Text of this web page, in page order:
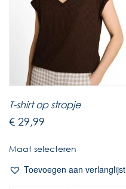
T-shirt op stropje
€ 29,99
Maat selecteren
Toevoegen aan verlanglijst